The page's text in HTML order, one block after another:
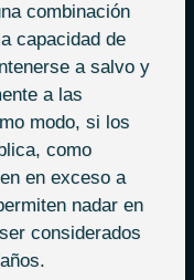
combinación
capacidad de
a salvo y
a las
modo, si los
como
en exceso a
nadar en
considerados